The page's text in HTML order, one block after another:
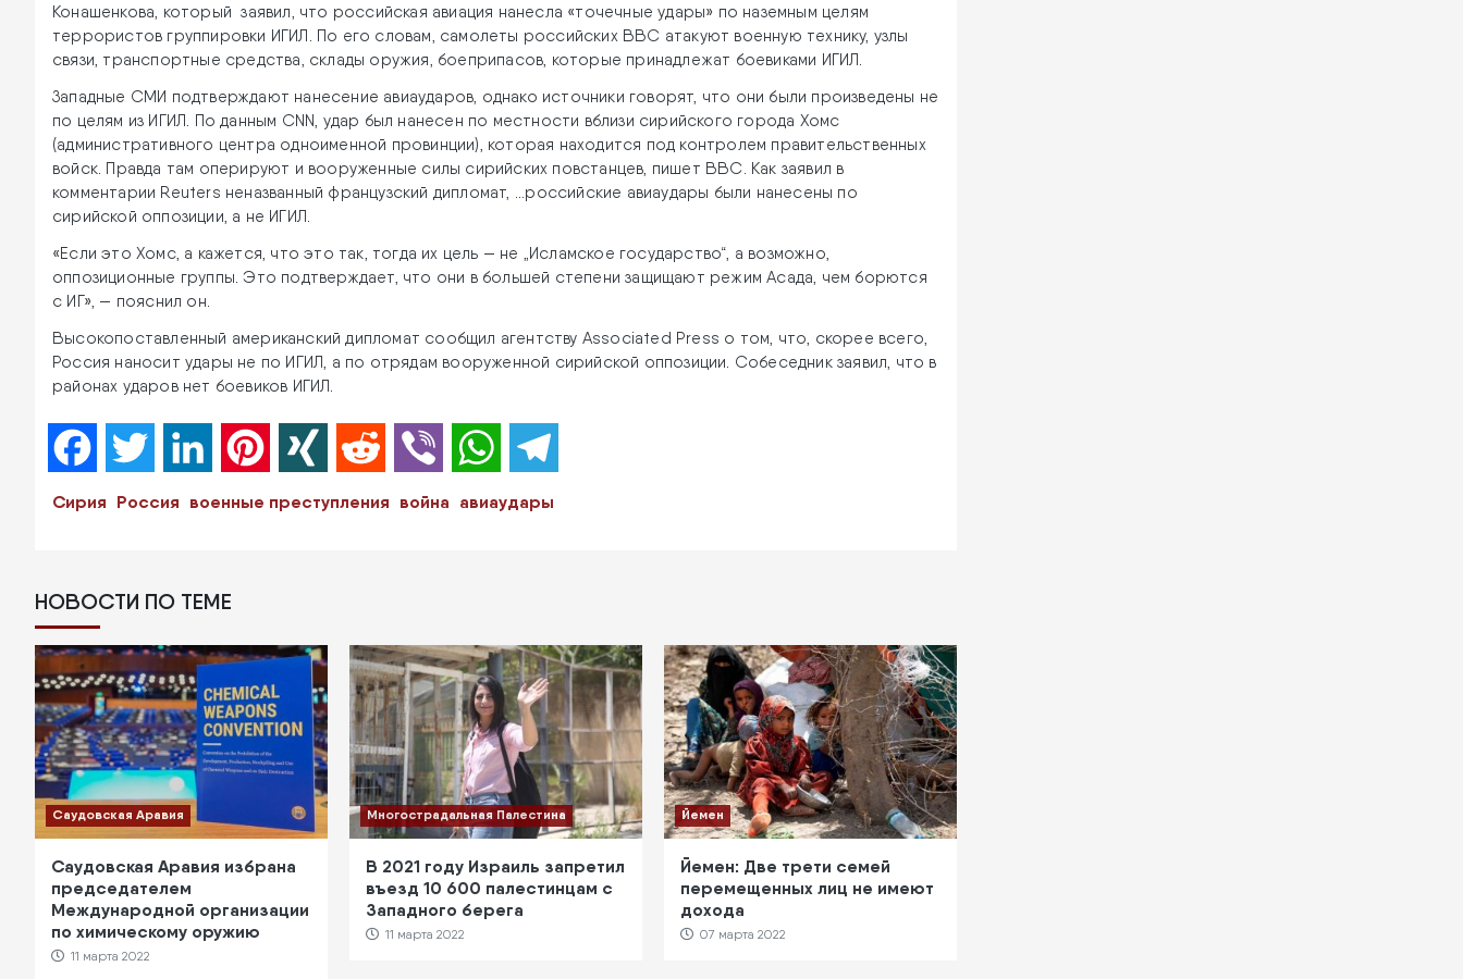
Конашенкова, который заявил, что российская авиация нанесла «точечные удары» по наземным целям
террористов группировки ИГИЛ. По его словам, самолеты российских ВВС атакуют военную технику, узлы
связи, транспортные средства, склады оружия, боеприпасов, которые принадлежат боевиками ИГИЛ.
Западные СМИ подтверждают нанесение авиаударов, однако источники говорят, что они были произведены не
по целям из ИГИЛ. По данным CNN, удар был нанесен по местности вблизи сирийского города Хомс
(административного центра одноименной провинции), которая находится под контролем правительственных
войск. Правда там оперируют и вооруженные силы сирийских повстанцев, пишет BBC. Как заявил в
комментарии Reuters неназванный французский дипломат, ...российские авиаудары были нанесены по
сирийской оппозиции, а не ИГИЛ.
«Если это Хомс, а кажется, что это так, тогда их цель — не „Исламское государство“, а возможно,
оппозиционные группы. Это подтверждает, что они в большей степени защищают режим Асада, чем борются
с ИГ», — пояснил он.
Высокопоставленный американский дипломат сообщил агентству Associated Press о том, что, скорее всего,
Россия наносит удары не по ИГИЛ, а по отрядам вооруженной сирийской оппозиции. Собеседник заявил, что в
районах ударов нет боевиков ИГИЛ.
FacebookTwitter LinkedIn Pinterest XING Reddit Viber WhatsApp
Сирия Россия военные преступления война авиаудары
НОВОСТИ ПО ТЕМЕ
Саудовская Аравия
Саудовская Аравия избрана
председателем
Международной организации
по химическому оружию
11 марта 2022
Многострадальная Палестина
В 2021 году Израиль запретил
въезд 10 600 палестинцам с
Западного берега
11 марта 2022
Йемен
Йемен: Две трети семей
перемещенных лиц не имеют
дохода
07 марта 2022